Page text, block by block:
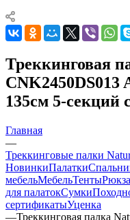
Треккинговая
CNK2450DS013
135см 5-секций
Главная
—
Треккинговые палки
НовинкиПалатки
мебельМебельТенты
для палатокСумки
сертификатыУценка
—Треккинговая палка